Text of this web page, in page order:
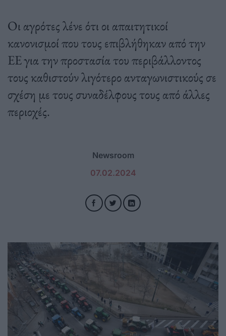
Οι αγρότες λένε ότι οι απαιτητικοί
κανονισμοί που τους επιβλήθηκαν από την
ΕΕ για την προστασία του περιβάλλοντος
τους καθιστούν λιγότερο ανταγωνιστικούς σε
σχέση με τους συναδέλφους τους από άλλες
περιοχές.
Newsroom
07.02.2024